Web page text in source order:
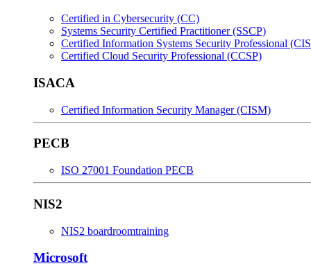
Certified in Cybersecurity (CC)
Systems Security Certified Practitioner (SSCP)
Certified Information Systems Security Professional
Certified Cloud Security Professional (CCSP)
ISACA
Certified Information Security Manager (CISM)
PECB
ISO 27001 Foundation PECB
NIS2
NIS2 boardroomtraining
Microsoft